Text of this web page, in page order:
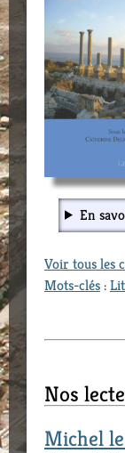
En
Voir tous les
Mots-clés:
Nos
Michel